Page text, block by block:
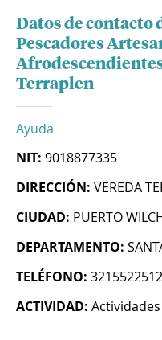
Datos de contacto
Pescadores
Terraplen
Ayuda
NIT: 9018877335
DIRECCIÓN: VEREDA
CIUDAD: PUERTO
DEPARTAMENTO:
TELÉFONO: 3215522512
ACTIVIDAD: